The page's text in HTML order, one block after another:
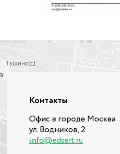
Контакты
Офис в городе Москва
ул. Водников, 2
info@edsert.ru